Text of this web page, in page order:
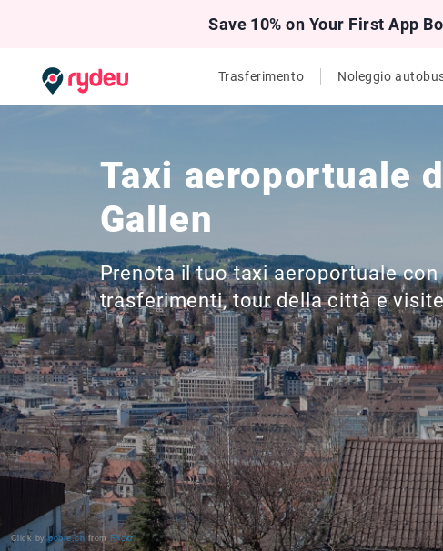
Save 10% on Your First App
Trasferimento Noleggio
Taxi aeroportuale
Gallen
Prenota il tuo taxi aeroportuale con
trasferimenti, tour della città e
Click by pobre.ch from Flickr